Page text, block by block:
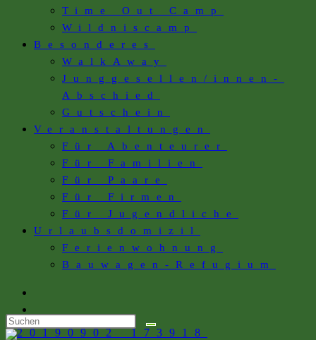
Time Out Camp
Wildniscamp
Besonderes
WalkAway
Junggesellen/innen-
Abschied
Gutschein
Veranstaltungen
Für Abenteurer
Für Familien
Für Paare
Für Firmen
Für Jugendliche
Urlaubsdomizil
Ferienwohnung
Bauwagen-Refugium